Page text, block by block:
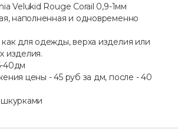
Velukid Rouge Corail 0,9-1мм
наполненная и одновременно
для одежды, верха изделия или
изделия.
40дм
цены - 45 руб за дм, после - 40
шкурками